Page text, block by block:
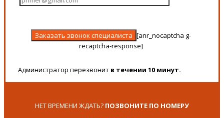
[anr_nocaptcha g-
recaptcha-response]
Администратор перезвонит в течении 10 минут.
НЕТ ВРЕМЕНИ ЖДАТЬ? ПОЗВОНИТЕ ПО НОМЕРУ